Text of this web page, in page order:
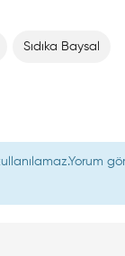
Sıdıka Baysal